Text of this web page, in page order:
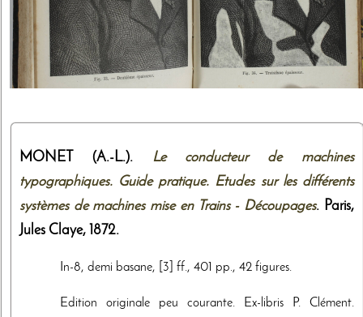
MONET (A.-L.). Le conducteur de machines
typographiques. Guide pratique. Etudes sur les différents
systèmes de machines mise en Trains - Découpages. Paris,
Jules Claye, 1872.
In-8, demi basane, [3] ff., 401 pp., 42 figures.
Edition originale peu courante. Ex-libris P. Clément.